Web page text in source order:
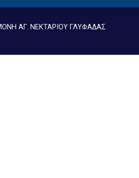
ΑΓ. ΝΕΚΤΑΡΙΟΥ ΓΛΥΦΑΔΑΣ